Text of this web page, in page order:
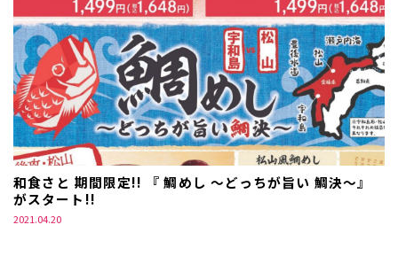
和食さと 期間限定!! 『 鯛めし ～どっちが旨い 鯛決～』
がスタート!!
2021.04.20